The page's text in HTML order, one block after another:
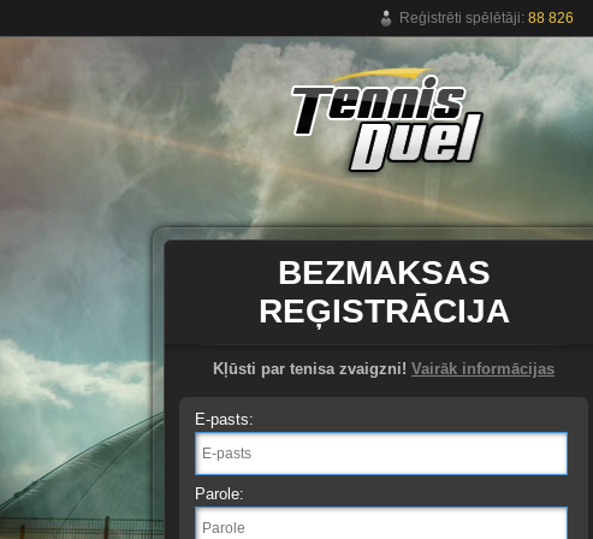
Reģistrēti spēlētāji: 88 826
BEZMAKSAS
REĢISTRĀCIJA
Kļūsti par tenisa zvaigzni! Vairāk informācijas
E-pasts:
Parole: